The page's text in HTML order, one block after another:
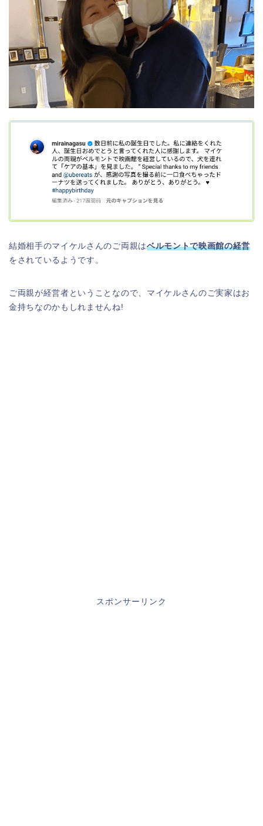
結婚相手のマイケルさんのご両親はベルモントで映画館の経営
をされているようです。
ご両親が経営者ということなので、マイケルさんのご実家はお
金持ちなのかもしれませんね!
スポンサーリンク